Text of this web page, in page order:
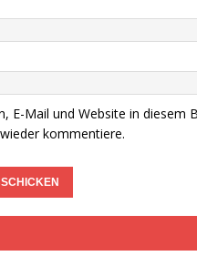
E-Mail und Website in diesem
kommentiere.